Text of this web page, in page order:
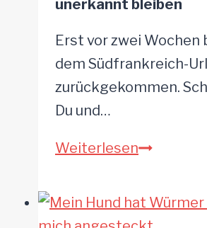
unerkannt bleiben
Erst vor zwei Wochen
dem Südfrankreich-
zurückgekommen.
Du und…
Weiterlesen
Hund
–